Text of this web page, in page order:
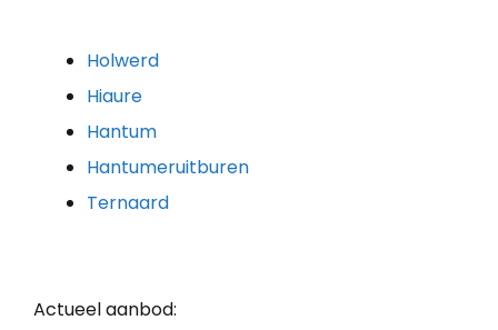
Holwerd
Hiaure
Hantum
Hantumeruitburen
Ternaard
Actueel aanbod: